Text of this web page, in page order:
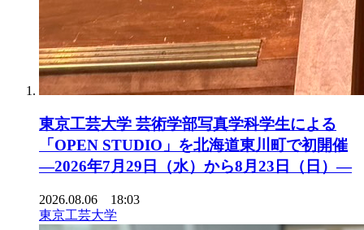
東京工芸大学 芸術学部写真学科学生による
「OPEN STUDIO」を北海道東川町で初開催
―2026年7月29日（水）から8月23日（日）―
2026.08.06 18:03
東京工芸大学